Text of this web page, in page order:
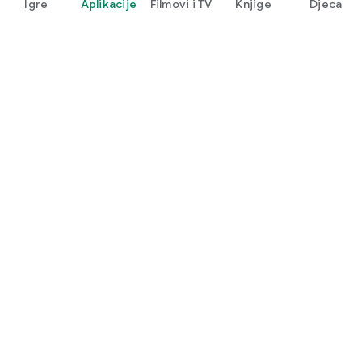
Igre Aplikacije Filmovi i TV Knjige Djeca